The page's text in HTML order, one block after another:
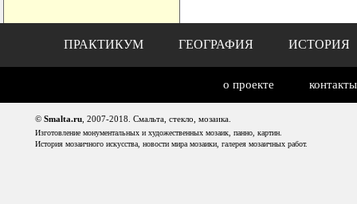
ПРАКТИКУМ ГЕОГРАФИЯ ИСТОРИЯ
о проекте контакты
© Smalta.ru , 2007-2018. Смальта, стекло, мозаика.
Изготовление монументальных и художественных мозаик, панно, картин.
История мозаичного искусства, новости мира мозаики, галерея мозаичных работ.